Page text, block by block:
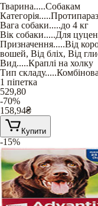
Тварина.....Собакам
Категорія.....
Вага собаки.....до 4 кг
Вік собаки.....Для
Призначення.....Від
вошей, Від бліх, Від
Вид.....Краплі на холку
Тип складу.....
1 піпетка
529,80
-70%
158,94₴
Купити
-15%